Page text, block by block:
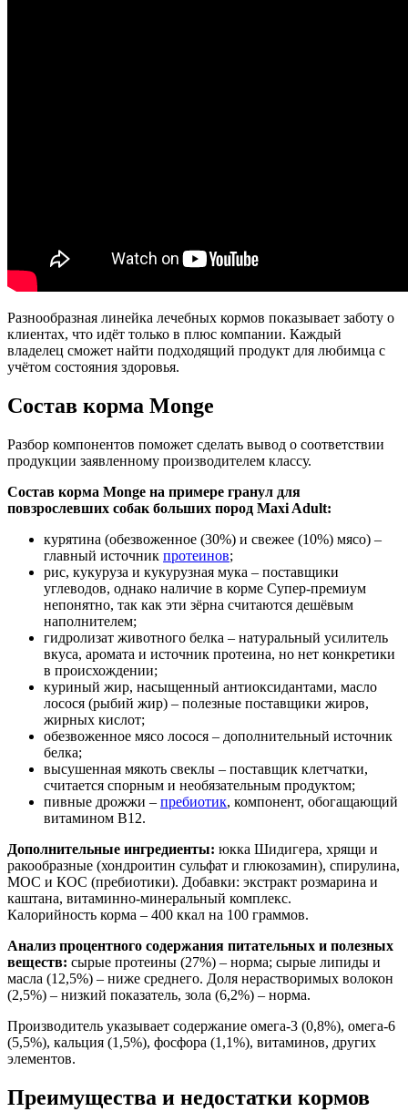
Разнообразная линейка лечебных кормов показывает заботу о
клиентах, что идёт только в плюс компании. Каждый
владелец сможет найти подходящий продукт для любимца с
учётом состояния здоровья.
Состав корма Monge
Разбор компонентов поможет сделать вывод о соответствии
продукции заявленному производителем классу.
Состав корма Monge на примере гранул для
повзрослевших собак больших пород Maxi Adult:
курятина (обезвоженное (30%) и свежее (10%) мясо) –
главный источник протеинов;
рис, кукуруза и кукурузная мука – поставщики
углеводов, однако наличие в корме Супер-премиум
непонятно, так как эти зёрна считаются дешёвым
наполнителем;
гидролизат животного белка – натуральный усилитель
вкуса, аромата и источник протеина, но нет конкретики
в происхождении;
куриный жир, насыщенный антиоксидантами, масло
лосося (рыбий жир) – полезные поставщики жиров,
жирных кислот;
обезвоженное мясо лосося – дополнительный источник
белка;
высушенная мякоть свеклы – поставщик клетчатки,
считается спорным и необязательным продуктом;
пивные дрожжи – пребиотик, компонент, обогащающий
витамином B12.
Дополнительные ингредиенты: юкка Шидигера, хрящи и
ракообразные (хондроитин сульфат и глюкозамин), спирулина,
МОС и КОС (пребиотики). Добавки: экстракт розмарина и
каштана, витаминно-минеральный комплекс.
Калорийность корма – 400 ккал на 100 граммов.
Анализ процентного содержания питательных и полезных
веществ: сырые протеины (27%) – норма; сырые липиды и
масла (12,5%) – ниже среднего. Доля нерастворимых волокон
(2,5%) – низкий показатель, зола (6,2%) – норма.
Производитель указывает содержание омега-3 (0,8%), омега-6
(5,5%), кальция (1,5%), фосфора (1,1%), витаминов, других
элементов.
Преимущества и недостатки кормов